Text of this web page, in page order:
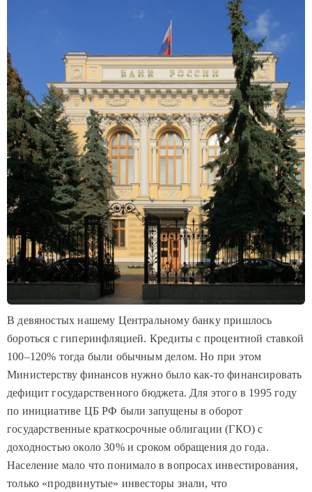
В девяностых нашему Центральному банку пришлось
бороться с гиперинфляцией. Кредиты с процентной ставкой
100–120% тогда были обычным делом. Но при этом
Министерству финансов нужно было как-то финансировать
дефицит государственного бюджета. Для этого в 1995 году
по инициативе ЦБ РФ были запущены в оборот
государственные краткосрочные облигации (ГКО) с
доходностью около 30% и сроком обращения до года.
Население мало что понимало в вопросах инвестирования,
только «продвинутые» инвесторы знали, что